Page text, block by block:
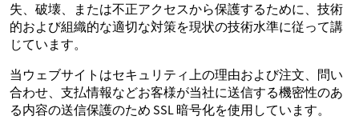
失、破壊、または不正アクセスから保護するために、技術
的および組織的な適切な対策を現状の技術水準に従って講
じています。
当ウェブサイトはセキュリティ上の理由および注文、問い
合わせ、支払情報などお客様が当社に送信する機密性のあ
る内容の送信保護のため SSL 暗号化を使用しています。